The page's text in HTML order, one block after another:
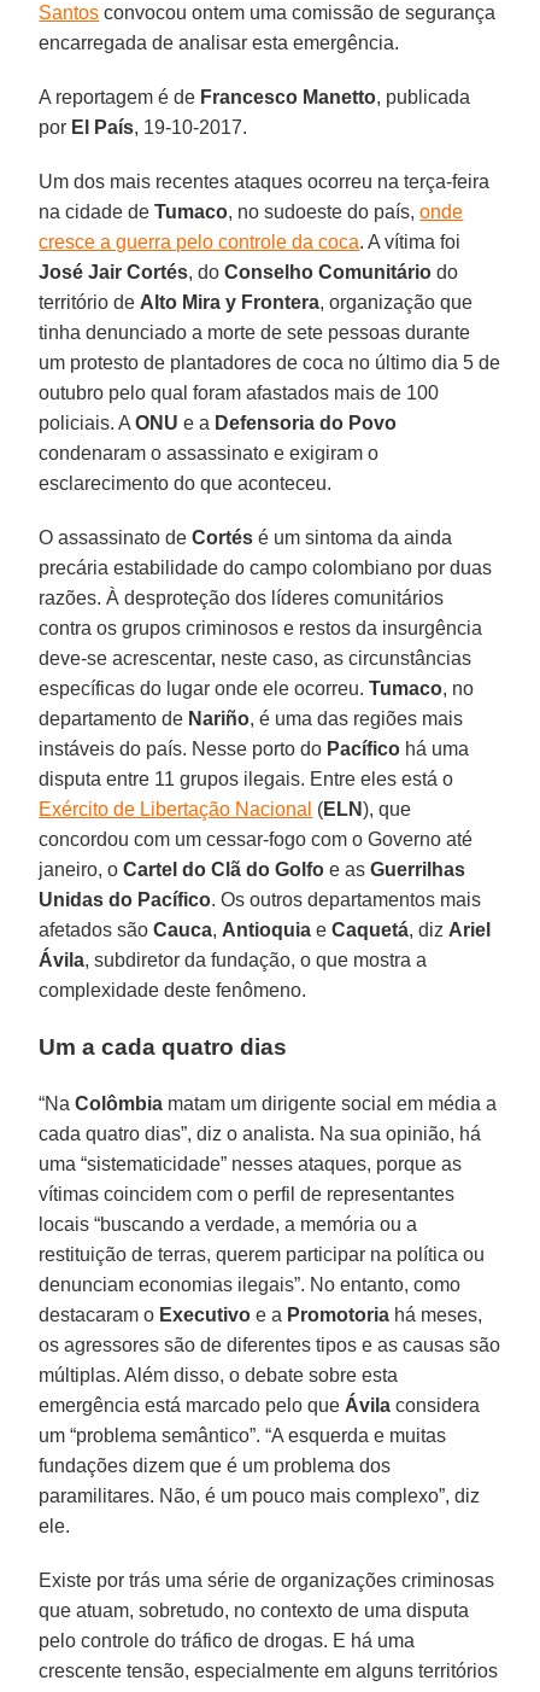
Santos convocou ontem uma comissão de segurança
encarregada de analisar esta emergência.
A reportagem é de Francesco Manetto, publicada
por El País, 19-10-2017.
Um dos mais recentes ataques ocorreu na terça-feira
na cidade deTumaco, no sudoeste do país,onde
cresce a guerra pelo controle da coca. A vítima foi
José Jair Cortés, doConselho Comunitário do
território de Alto Mira y Frontera, organização que
tinha denunciado a morte de sete pessoas durante
um protesto de plantadores de coca no último dia 5 de
outubro pelo qual foram afastados mais de 100
policiais. AONU e a Defensoria do Povo
condenaram o assassinato e exigiram o
esclarecimento do que aconteceu.
O assassinato deCortés é um sintoma da ainda
precária estabilidade do campo colombiano por duas
razões. À desproteção dos líderes comunitários
contra os grupos criminosos e restos da insurgência
deve-se acrescentar, neste caso, as circunstâncias
específicas do lugar onde ele ocorreu.Tumaco, no
departamento de Nariño, é uma das regiões mais
instáveis do país. Nesse porto do Pacífico há uma
disputa entre 11 grupos ilegais. Entre eles está o
Exército de Libertação Nacional (ELN), que
concordou com um cessar-fogo com o Governo até
janeiro, oCartel do Clã do Golfo e asGuerrilhas
Unidas do Pacífico. Os outros departamentos mais
afetados sãoCauca, Antioquia eCaquetá, diz Ariel
Ávila, subdiretor da fundação, o que mostra a
complexidade deste fenômeno.
Um a cada quatro dias
“NaColômbia matam um dirigente social em média a
cada quatro dias”, diz o analista. Na sua opinião, há
uma “sistematicidade” nesses ataques, porque as
vítimas coincidem com o perfil de representantes
locais “buscando a verdade, a memória ou a
restituição de terras, querem participar na política ou
denunciam economias ilegais”. No entanto, como
destacaram o Executivo e a Promotoria há meses,
os agressores são de diferentes tipos e as causas são
múltiplas. Além disso, o debate sobre esta
emergência está marcado pelo que Ávila considera
um “problema semântico”. “A esquerda e muitas
fundações dizem que é um problema dos
paramilitares. Não, é um pouco mais complexo”, diz
ele.
Existe por trás uma série de organizações criminosas
que atuam, sobretudo, no contexto de uma disputa
pelo controle do tráfico de drogas. E há uma
crescente tensão, especialmente em alguns territórios